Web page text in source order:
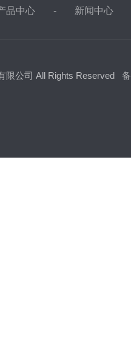
品中心 新闻中心
限公司 All Rights Reserved